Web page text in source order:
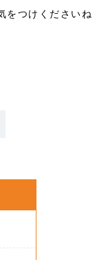
をつけくださいね